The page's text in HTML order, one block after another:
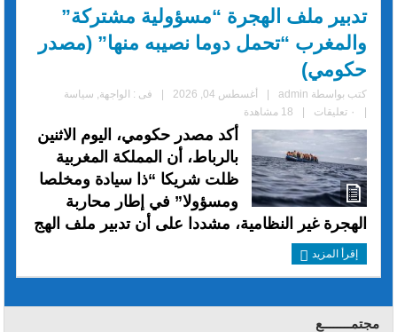
تدبير ملف الهجرة “مسؤولية مشتركة”
والمغرب “تحمل دوما نصيبه منها” (مصدر
حكومي)
كتب بواسطة admin
| أغسطس 04, 2026 | فى : الواجهة, سياسة
|
٠ تعليقات | 18 مشاهدة
أكد مصدر حكومي، اليوم الاثنين
بالرباط، أن المملكة المغربية
ظلت شريكا “ذا سيادة ومخلصا
ومسؤولا” في إطار محاربة
الهجرة غير النظامية، مشددا على أن تدبير ملف الهج
إقرأ المزيد
مجتمــــــــع